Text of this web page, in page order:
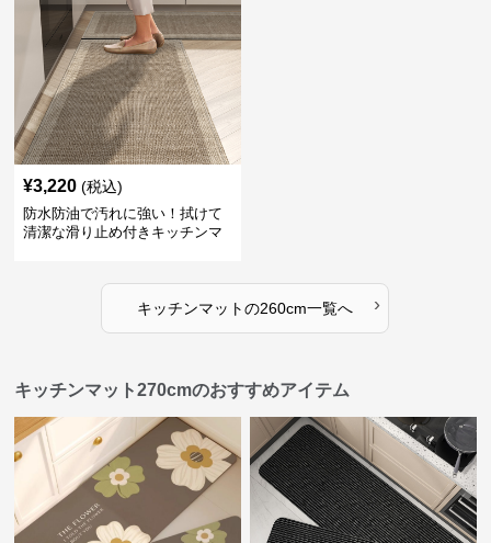
¥3,220 (税込)
防水防油で汚れに強い！拭けて
清潔な滑り止め付きキッチンマ
キッチンマットの260cm一覧へ ›
キッチンマット270cmのおすすめアイテム